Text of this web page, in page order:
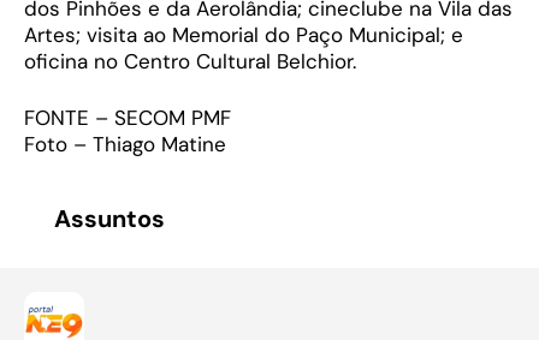
dos Pinhões e da Aerolândia; cineclube na Vila das
Artes; visita ao Memorial do Paço Municipal; e
oficina no Centro Cultural Belchior.
FONTE – SECOM PMF
Foto – Thiago Matine
Assuntos